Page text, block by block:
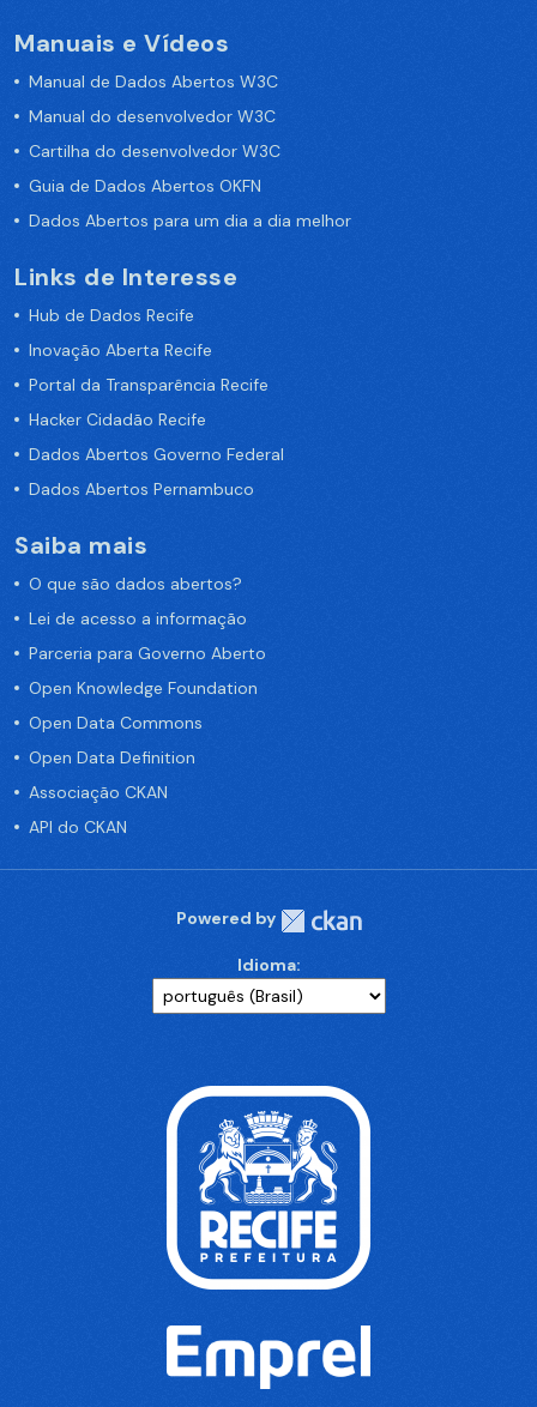
Manuais e Vídeos
Manual de Dados Abertos W3C
Manual do desenvolvedor W3C
Cartilha do desenvolvedor W3C
Guia de Dados Abertos OKFN
Dados Abertos para um dia a dia melhor
Links de Interesse
Hub de Dados Recife
Inovação Aberta Recife
Portal da Transparência Recife
Hacker Cidadão Recife
Dados Abertos Governo Federal
Dados Abertos Pernambuco
Saiba mais
O que são dados abertos?
Lei de acesso a informação
Parceria para Governo Aberto
Open Knowledge Foundation
Open Data Commons
Open Data Definition
Associação CKAN
API do CKAN
Powered by
Idioma